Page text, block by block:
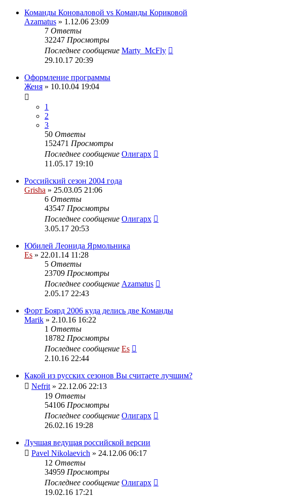
Команды Коноваловой vs Команды Кориковой
Azamatus » 1.12.06 23:09
7 Ответы
32247 Просмотры
Последнее сообщение Marty_McFly
29.10.17 20:39
Оформление программы
Женя » 10.10.04 19:04
1
2
3
50 Ответы
152471 Просмотры
Последнее сообщение Олигарх
11.05.17 19:10
Российский сезон 2004 года
Grisha » 25.03.05 21:06
6 Ответы
43547 Просмотры
Последнее сообщение Олигарх
3.05.17 20:53
Юбилей Леонида Ярмольника
Es » 22.01.14 11:28
5 Ответы
23709 Просмотры
Последнее сообщение Azamatus
2.05.17 22:43
Форт Боярд 2006 куда делись две Команды
Marik » 2.10.16 16:22
1 Ответы
18782 Просмотры
Последнее сообщение Es
2.10.16 22:44
Какой из русских сезонов Вы считаете лучшим?
Nefrit » 22.12.06 22:13
19 Ответы
54106 Просмотры
Последнее сообщение Олигарх
26.02.16 19:28
Лучшая ведущая российской версии
Pavel Nikolaevich » 24.12.06 06:17
12 Ответы
34959 Просмотры
Последнее сообщение Олигарх
19.02.16 17:21